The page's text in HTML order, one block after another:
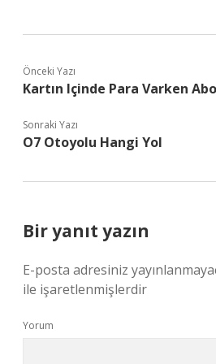
Önceki Yazı
Kartın Içinde Para Varken
Sonraki Yazı
O7 Otoyolu Hangi Yol
Bir yanıt yazın
E-posta adresiniz
ile işaretlenmişlerdir
Yorum